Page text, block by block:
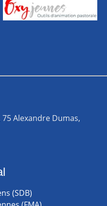
Alexandre Dumas,
(SDB)